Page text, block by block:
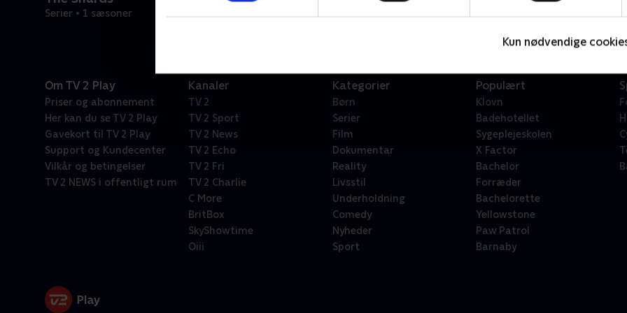
Kun nødvendige
Serier • 1 sæsoner
Om TV 2 Play
Priser og abonnement
Her kan du se TV 2 Play
Gavekort til TV 2 Play
Support og Kundecenter
Vilkår og betingelser
TV 2 NEWS i offentligt rum
Kanaler
TV 2
TV 2 Sport
TV 2 News
TV 2 Echo
TV 2 Fri
TV 2 Charlie
C More
BritBox
SkyShowtime
Oiii
Kategorier
Børn
Serier
Film
Dokumentar
Reality
Livsstil
Underholdning
Comedy
Nyheder
Sport
Populært
Klovn
Badehotellet
Sygeplejeskolen
X Factor
Bachelor
Forræder
Bachelorette
Yellowstone
Paw Patrol
Barnaby